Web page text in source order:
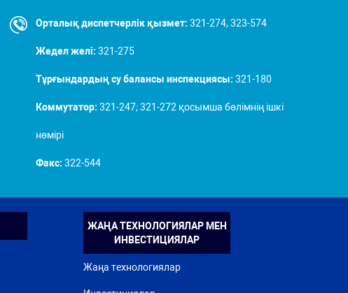
Орталық диспетчерлік қызмет: 321-274, 323-574
Жедел желі: 321-275
Тұрғындардың су балансы инспекциясы: 321-180
Коммутатор: 321-247; 321-272 қосымша бөлімнің ішкі
нөмірі
Факс: 322-544
ЖАҢА ТЕХНОЛОГИЯЛАР МЕН
ИНВЕСТИЦИЯЛАР
Жаңа технологиялар